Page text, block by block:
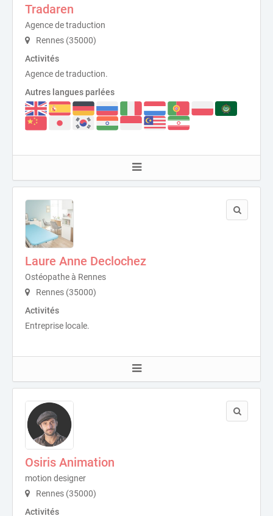
Tradaren
Agence de traduction
Rennes (35000)
Activités
Agence de traduction.
Autres langues parlées
Laure Anne Declochez
Ostéopathe à Rennes
Rennes (35000)
Activités
Entreprise locale.
Osiris Animation
motion designer
Rennes (35000)
Activités